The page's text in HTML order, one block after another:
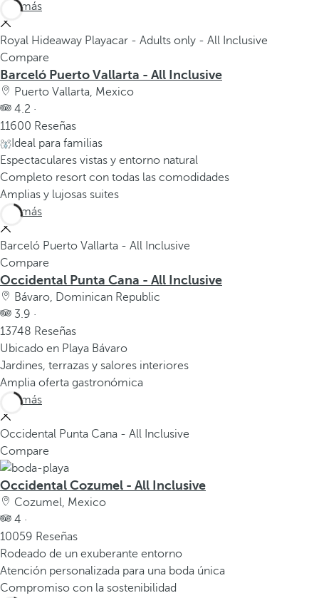
Ver más
Royal Hideaway Playacar - Adults only - All Inclusive
Compare
Barceló Puerto Vallarta - All Inclusive
Puerto Vallarta, Mexico
4.2 ·
11600 Reseñas
Ideal para familias
Espectaculares vistas y entorno natural
Completo resort con todas las comodidades
Amplias y lujosas suites
Ver más
Barceló Puerto Vallarta - All Inclusive
Compare
Occidental Punta Cana - All Inclusive
Bávaro, Dominican Republic
3.9 ·
13748 Reseñas
Ubicado en Playa Bávaro
Jardines, terrazas y salores interiores
Amplia oferta gastronómica
Ver más
Occidental Punta Cana - All Inclusive
Compare
Occidental Cozumel - All Inclusive
Cozumel, Mexico
4 ·
10059 Reseñas
Rodeado de un exuberante entorno
Atención personalizada para una boda única
Compromiso con la sostenibilidad